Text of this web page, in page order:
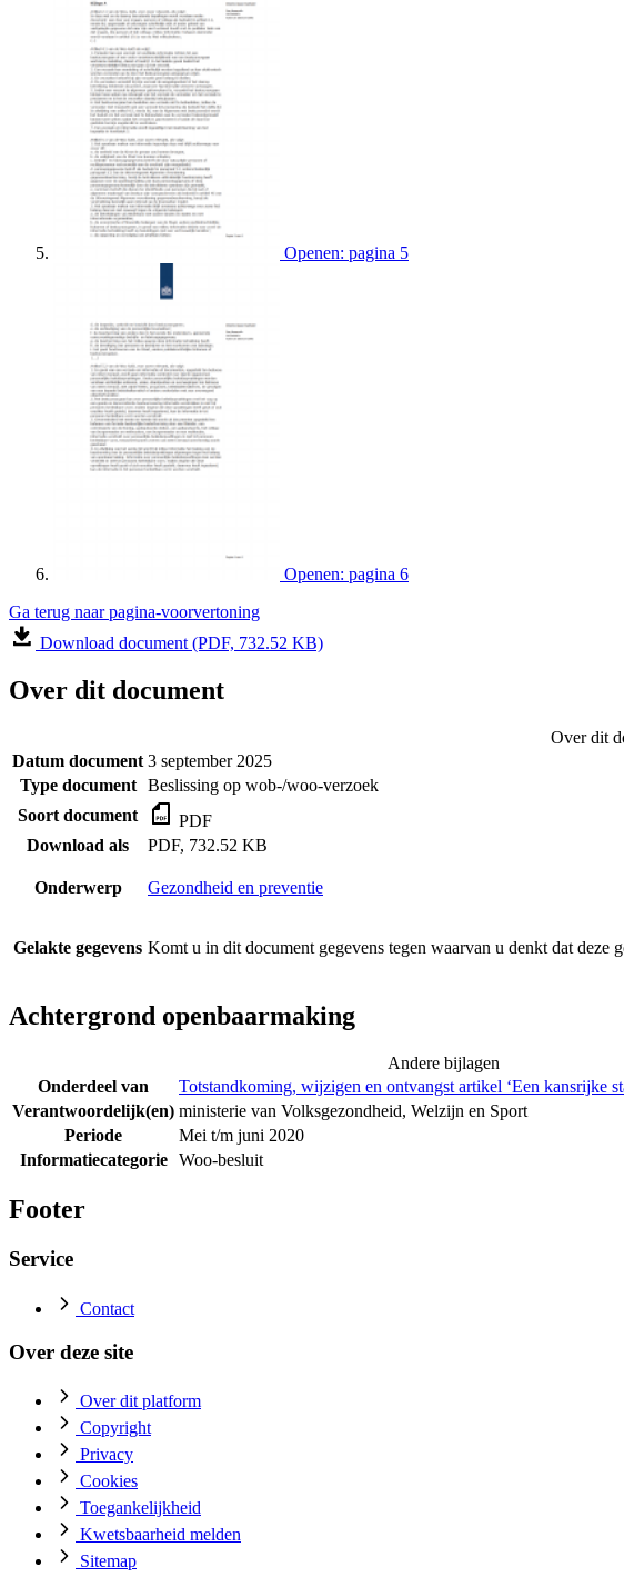
Openen: pagina 5
Openen: pagina 6
Ga terug naar pagina-voorvertoning
Download document (PDF, 732.52 KB)
Over dit document
Over dit
Datum document 3 september 2025
Type document
Beslissing op wob-/woo-verzoek
Soort document
PDF
Download als
PDF, 732.52 KB
Onderwerp Gezondheid en preventie
Gelakte gegevens Komt u in dit document gegevens tegen waarvan u denkt dat deze
Achtergrond openbaarmaking
Andere bijlagen
Onderdeel van
Totstandkoming, wijzigen en ontvangst artikel ‘Een kansrijke
Verantwoordelijk(en) ministerie van Volksgezondheid, Welzijn en Sport
Periode
Mei t/m juni 2020
Informatiecategorie
Woo-besluit
Footer
Service
Contact
Over deze site
Over dit platform
Copyright
Privacy
Cookies
Toegankelijkheid
Kwetsbaarheid melden
Sitemap